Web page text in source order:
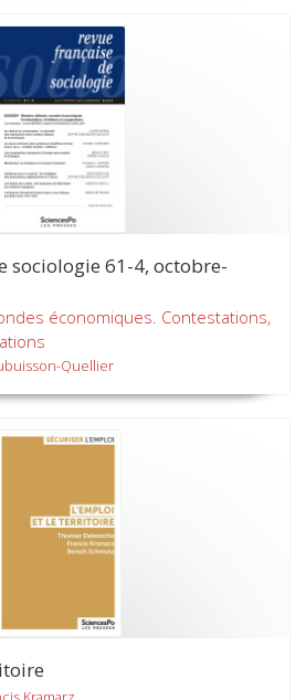
sociologie 61-4, octobre-
économiques. Contestations,
Quellier